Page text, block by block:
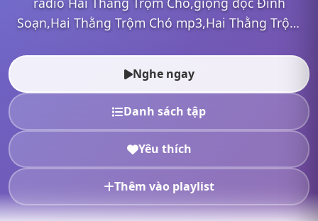
Soạn,Hai Thằng Trộm Chó mp3,Hai Thằng Trộm
Nghe ngay
Danh sách tập
Yêu thích
Thêm vào playlist